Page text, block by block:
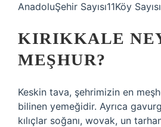
AnadoluŞehir Sayısı11Köy
KIRIKKALE
MEŞHUR?
Keskin tava, şehrimizin en
bilinen yemeğidir. Ayrıca
kılıçlar soğanı, wovak, un